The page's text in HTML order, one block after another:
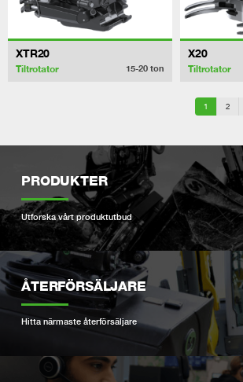
XTR20
Tiltrotator 15-20 ton
X20
Tiltrotator
1 2
PRODUKTER
Utforska vårt produktutbud
ÅTERFÖRSÄLJARE
Hitta närmaste återförsäljare